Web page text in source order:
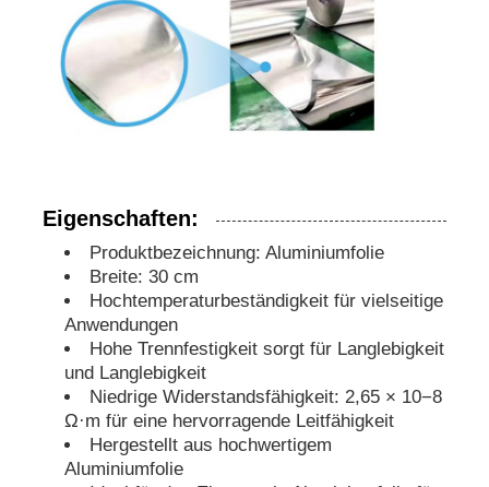
Eigenschaften:
Produktbezeichnung: Aluminiumfolie
Breite: 30 cm
Hochtemperaturbeständigkeit für vielseitige
Anwendungen
Hohe Trennfestigkeit sorgt für Langlebigkeit
und Langlebigkeit
Niedrige Widerstandsfähigkeit: 2,65 × 10−8
Ω·m für eine hervorragende Leitfähigkeit
Hergestellt aus hochwertigem
Aluminiumfolie